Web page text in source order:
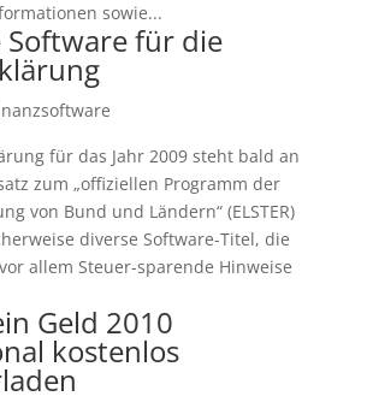
sowie...
Software für die
für das Jahr 2009 steht bald an
zum „offiziellen Programm der
von Bund und Ländern“ (ELSTER)
diverse Software-Titel, die
allem Steuer-sparende Hinweise
Geld 2010
kostenlos